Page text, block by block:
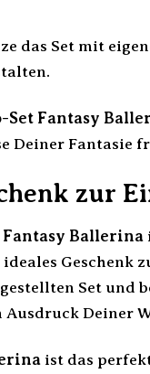
das Set mit
Set Fantasy
Deiner Fantasie
zur
Fantasy Ballerina
Geschenk
Set und
Deiner
ist das